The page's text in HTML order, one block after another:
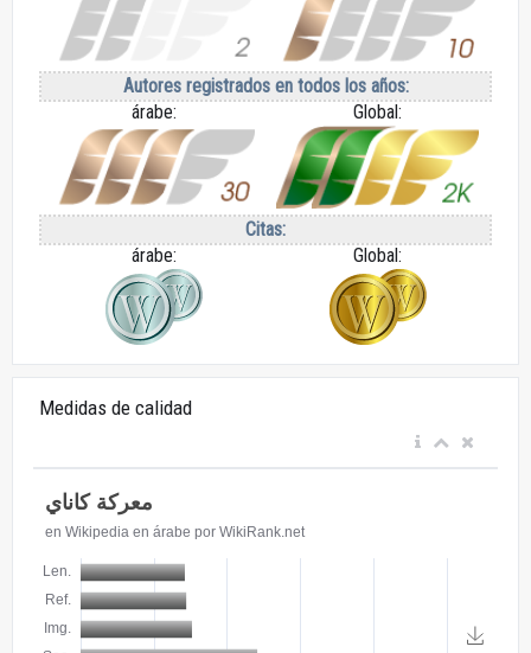
Autores registrados en todos los años:
árabe:
Global:
Citas:
árabe:
Global:
Medidas de calidad